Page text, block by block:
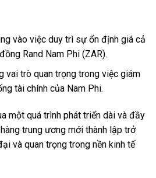
vào việc duy trì sự ổn định giá cả
Rand Nam Phi (ZAR).
vai trò quan trọng trong việc giám
tài chính của Nam Phi.
một quá trình phát triển dài và đầy
trung ương mới thành lập trở
và quan trọng trong nền kinh tế